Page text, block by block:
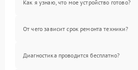
Как я узнаю, что мое устройство готово?
От чего зависит срок ремонта техники?
Диагностика проводится бесплатно?